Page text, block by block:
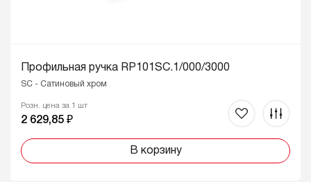
Профильная ручка RP101SC.1/000/3000
SC - Сатиновый хром
Розн. цена за 1 шт
2 629,85 ₽
В корзину